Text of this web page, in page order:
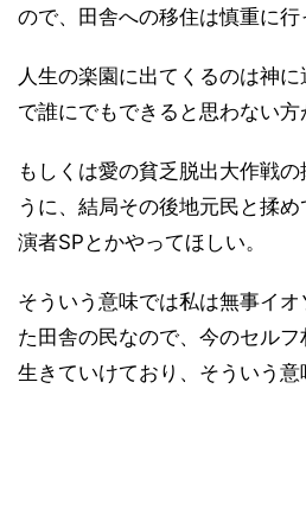
ので、田舎への移住は慎重に行
人生の楽園に出てくるのは神
で誰にでもできると思わない方
もしくは愛の貧乏脱出大作戦
うに、結局その後地元民と揉
演者SPとかやってほしい。
そういう意味では私は無事イ
た田舎の民なので、今のセル
生きていけており、そういう意